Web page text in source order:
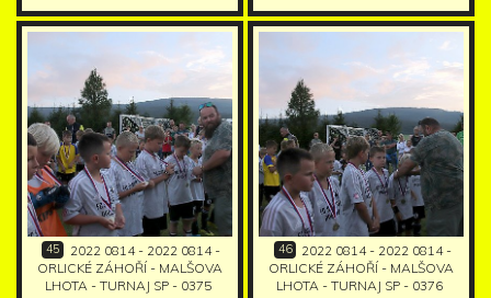
45
2022 0814 - 2022 0814 -
ORLICKÉ ZÁHOŘÍ - MALŠOVA
LHOTA - TURNAJ SP - 0375
46
2022 0814 - 2022 0814 -
ORLICKÉ ZÁHOŘÍ - MALŠOVA
LHOTA - TURNAJ SP - 0376